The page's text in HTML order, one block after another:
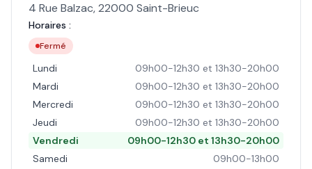
4 Rue Balzac,22000 Saint-Brieuc
Horaires :
Fermé
Lundi
09h00-12h30 et 13h30-20h00
Mardi
09h00-12h30 et 13h30-20h00
Mercredi
09h00-12h30 et 13h30-20h00
Jeudi
09h00-12h30 et 13h30-20h00
Vendredi
09h00-12h30 et 13h30-20h00
Samedi
09h00-13h00